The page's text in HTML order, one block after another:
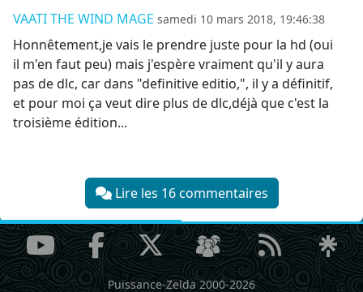
VAATI THE WIND MAGE samedi 10 mars 2018, 19:46:38
Honnêtement,je vais le prendre juste pour la hd (oui
il m'en faut peu) mais j'espère vraiment qu'il y aura
pas de dlc, car dans "definitive editio,", il y a définitif,
et pour moi ça veut dire plus de dlc,déjà que c'est la
troisième édition...
Lire les 16 commentaires
Puissance-Zelda 2000-2026